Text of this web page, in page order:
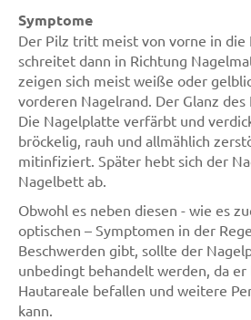
Symptome
Der Pilz tritt meist von vorne in die
schreitet dann in Richtung
zeigen sich meist weiße oder
vorderen Nagelrand. Der Glanz des
Die Nagelplatte verfärbt und
bröckelig, rauh und allmählich
mitinfiziert. Später hebt sich der
Nagelbett ab.
Obwohl es neben diesen - wie es
optischen – Symptomen in der
Beschwerden gibt, sollte der
unbedingt behandelt werden, da er
Hautareale befallen und weitere
kann.